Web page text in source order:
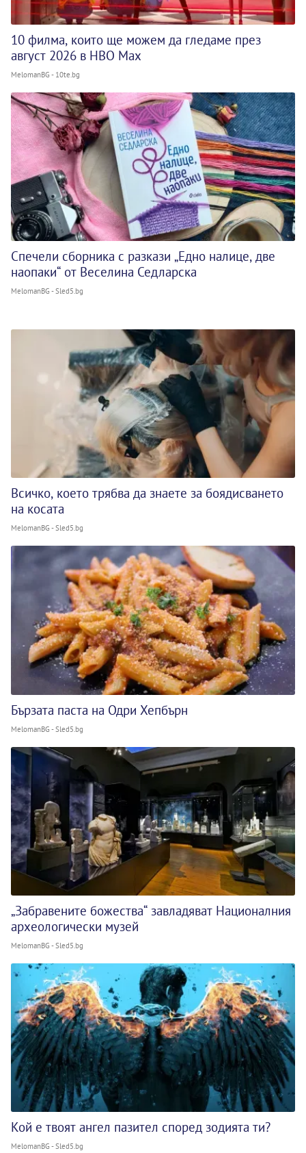
10 филма, които ще можем да гледаме през
август 2026 в HBO Max
MelomanBG - 10te.bg
Спечели сборника с разкази „Едно налице, две
наопаки“ от Веселина Седларска
MelomanBG - Sled5.bg
Всичко, което трябва да знаете за боядисването
на косата
MelomanBG - Sled5.bg
Бързата паста на Одри Хепбърн
MelomanBG - Sled5.bg
„Забравените божества“ завладяват Националния
археологически музей
MelomanBG - Sled5.bg
Кой е твоят ангел пазител според зодията ти?
MelomanBG - Sled5.bg